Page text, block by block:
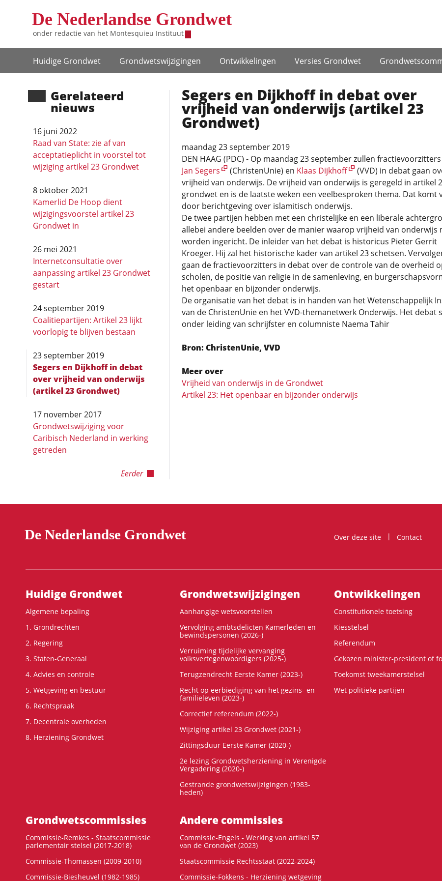
De Nederlandse Grondwet
onder redactie van het Montesquieu Instituut
Hoofdnavigatie
Huidige Grondwet Grondwets­wijzigingen Ontwikke­lingen Versies Grondwet
Gerela­teerd
nieuws
16 juni 2022
Raad van State: zie af van
acceptatieplicht in voorstel tot
wijziging artikel 23 Grondwet
8 oktober 2021
Kamerlid De Hoop dient
wijzigingsvoorstel artikel 23
Grondwet in
26 mei 2021
Internetconsultatie over
aanpassing artikel 23 Grondwet
gestart
24 september 2019
Coalitiepartijen: Artikel 23 lijkt
voorlopig te blijven bestaan
23 september 2019
Segers en Dijkhoff in debat
over vrijheid van onderwijs
(artikel 23 Grondwet)
17 november 2017
Grondwetswijziging voor
Caribisch Nederland in werking
getreden
Eerder
Segers en Dijkhoff in debat over
vrijheid van onderwijs (artikel 23
Grondwet)
maandag 23 september 2019
DEN HAAG (PDC) - Op maandag 23 september zullen fractievoorzitters
Jan Segers
(ChristenUnie) en Klaas Dijkhoff
(VVD) in debat gaan
vrijheid van onderwijs. De vrijheid van onderwijs is geregeld in artikel
grondwet en is de laatste weken een veelbesproken thema. Dat komt
door berichtgeving over islamitisch onderwijs.
De twee partijen hebben met een christelijke en een liberale
allebei andere beelden over de manier waarop vrijheid van onderwijs
worden ingericht. De inleider van het debat is historicus Pieter Gerrit
Kroeger. Hij zal het historische kader van artikel 23 schetsen.
gaan de fractievoorzitters in debat over de controle van de overheid
scholen, de positie van religie in de samenleving, en
het openbaar en bijzonder onderwijs.
De organisatie van het debat is in handen van het Wetenschappelijk
van de ChristenUnie en het VVD-themanetwerk Onderwijs. Het debat
onder leiding van schrijfster en columniste Naema Tahir
Bron: ChristenUnie, VVD
Meer over
Vrijheid van onderwijs in de Grondwet
Artikel 23: Het openbaar en bijzonder onderwijs
De Nederlandse Grondwet Over deze site
Contact
Hoofdnavigatie
Huidige Grondwet
Algemene bepaling
1. Grondrechten
2. Regering
3. Staten-Generaal
4. Advies en controle
5. Wetgeving en bestuur
6. Rechtspraak
7. Decentrale overheden
8. Herziening Grondwet
Grondwets­wijzigingen
Aanhangige wetsvoorstellen
Vervolging ambtsdelicten Kamerleden en
bewindspersonen (2026-)
Verruiming tijdelijke vervanging
volksvertegenwoordigers (2025-)
Terugzendrecht Eerste Kamer (2023-)
Recht op eerbiediging van het gezins- en
familieleven (2023-)
Correctief referendum (2022-)
Wijziging artikel 23 Grondwet (2021-)
Zittingsduur Eerste Kamer (2020-)
2e lezing Grondwetsherziening in Verenigde
Vergadering (2020-)
Gestrande grondwetswijzigingen (1983-
heden)
Ontwikke­lingen
Constitutionele toetsing
Kiesstelsel
Referendum
Gekozen minister-president of
Toekomst tweekamerstelsel
Wet politieke partijen
Grondwets­commissies
Commissie-Remkes - Staatscommissie
parlementair stelsel (2017-2018)
Commissie-Thomassen (2009-2010)
Commissie-Biesheuvel (1982-1985)
Andere commissies
Commissie-Engels - Werking van artikel 57
van de Grondwet (2023)
Staatscommissie Rechtsstaat (2022-2024)
Commissie-Fokkens - Herziening wetgeving